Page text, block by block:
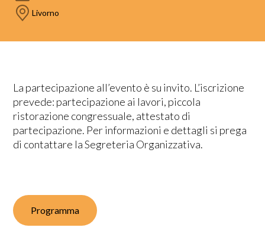
Livorno
La partecipazione all’evento è su invito. L’iscrizione
prevede: partecipazione ai lavori, piccola
ristorazione congressuale, attestato di
partecipazione. Per informazioni e dettagli si prega
di contattare la Segreteria Organizzativa.
Programma